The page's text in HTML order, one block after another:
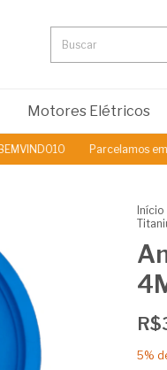
Motores Elétricos
Parcelamos em até
Início
5%